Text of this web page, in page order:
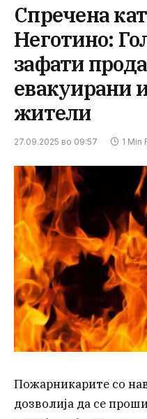
Спречена
Неготино:
зафати
евакуирани
жители
27.09.2025 во 09:57 1 Min
Пожарникарите со
дозволија да се